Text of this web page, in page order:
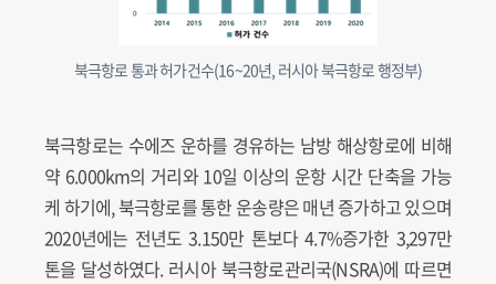
북극항로 통과 허가건수(16~20년, 러시아 북극항로 행정부)
북극항로는 수에즈 운하를 경유하는 남방 해상항로에 비해
약 6.000km의 거리와 10일 이상의 운항 시간 단축을 가능
케 하기에, 북극항로를 통한 운송량은 매년 증가하고 있으며
2020년에는 전년도 3.150만 톤보다 4.7%증가한 3,297만
톤을 달성하였다. 러시아 북극항로관리국(NSRA)에 따르면